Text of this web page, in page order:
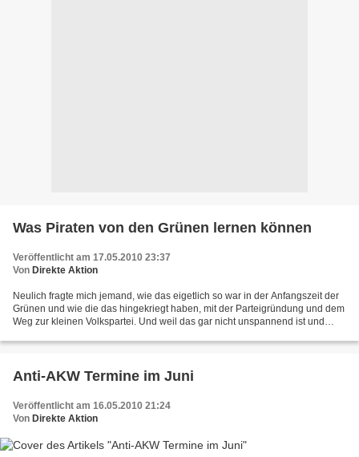
Was Piraten von den Grünen lernen können
Veröffentlicht am 17.05.2010 23:37
Von Direkte Aktion
Neulich fragte mich jemand, wie das eigetlich so war in der Anfangszeit der
Grünen und wie die das hingekriegt haben, mit der Parteigründung und dem
Weg zur kleinen Volkspartei. Und weil das gar nicht unspannend ist und
Anti-AKW Termine im Juni
Veröffentlicht am 16.05.2010 21:24
Von Direkte Aktion